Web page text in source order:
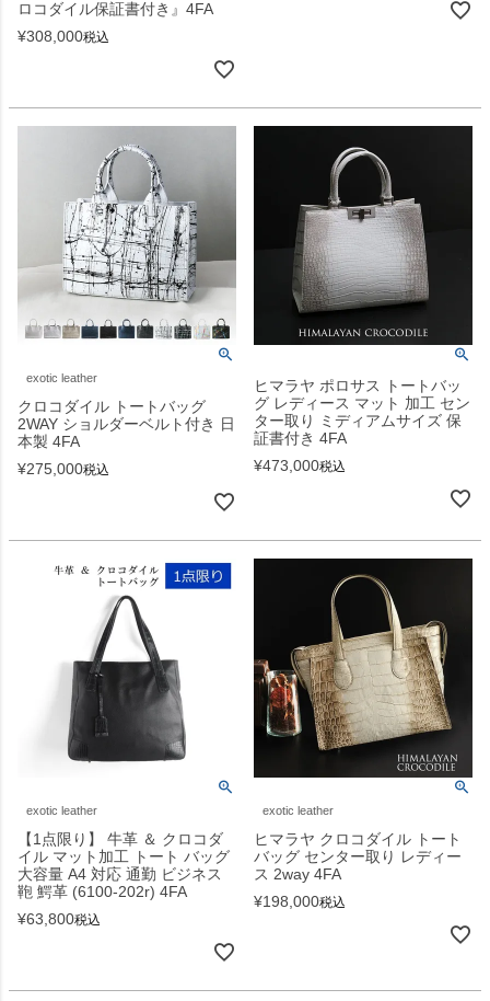
ロコダイル保証書付き』4FA
¥308,000税込
exotic leather
クロコダイル トートバッグ
2WAY ショルダーベルト付き 日
本製 4FA
¥275,000税込
ヒマラヤ ポロサス トートバッ
グ レディース マット 加工 セン
ター取り ミディアムサイズ 保
証書付き 4FA
¥473,000税込
exotic leather
【1点限り】 牛革 ＆ クロコダ
イル マット加工 トート バッグ
大容量 A4 対応 通勤 ビジネス
鞄 鰐革 (6100-202r) 4FA
¥63,800税込
exotic leather
ヒマラヤ クロコダイル トート
バッグ センター取り レディー
ス 2way 4FA
¥198,000税込